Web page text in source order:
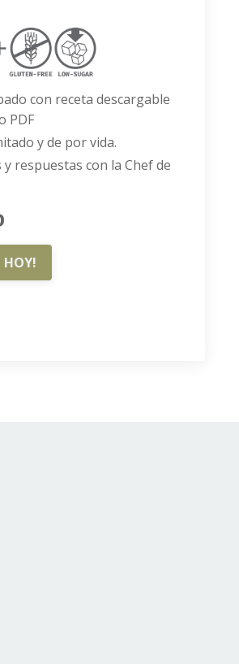
con receta descargable
PDF
y de por vida.
respuestas con la Chef de
HOY!